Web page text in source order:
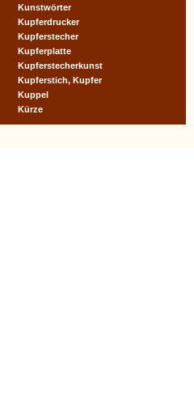
Kunstwörter
Kupferdrucker
Kupferstecher
Kupferplatte
Kupferstecherkunst
Kupferstich, Kupfer
Kuppel
Kürze